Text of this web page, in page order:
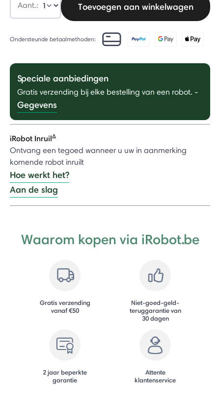
Aant.: Toevoegen aan winkelwagen
Ondersteunde betaalmethoden:
Speciale aanbiedingen
Gratis verzending bij elke bestelling van een robot. -
Gegevens
iRobot InruilΔ
Ontvang een tegoed wanneer u uw in aanmerking
komende robot inruilt
Hoe werkt het?
Aan de slag
Waarom kopen via iRobot.be
Gratis verzending
vanaf €50
Niet-goed-geld-
teruggarantie van
30 dagen
2 jaar beperkte
garantie
Attente
klantenservice